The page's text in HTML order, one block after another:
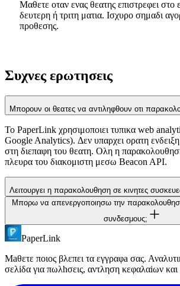
Μαθετε οταν ενας θεατης επιστρεφει στο
δευτερη ή τριτη ματια. Ισχυρο σημαδι
προθεσης.
Συχνες ερωτησεις
Μπορουν οι θεατες να αντιληφθουν οτι
Το PaperLink χρησιμοποιει τυπικα web
Google Analytics). Δεν υπαρχει ορατη
στη διεπαφη του θεατη. Ολη η
πλευρα του διακομιστη μεσω Beacon API.
Λειτουργει η παρακολουθηση σε κινητες
Ναι. Η παρακολουθηση PaperLink λειτουργει
συσκευες και προγραμματα περιηγησης,
του iOS Safari. Το Beacon API εξασφαλιζει
καταγραφονται ακομα και οταν οι χρηστες
Μπορω να απενεργοποιησω την
συνδεσμους;
Η παρακολουθηση ειναι παντα ενεργη σε
χρειαζεστε παρακολουθηση, μια συνηθης
αρχειων μπορει να ειναι πιο κατάλληλη.
PaperLink
Μaθετε ποιος βλεπει τα εγγραφa σας.
σελiδα για πωλhσεις, αντληση κεφαλαiων